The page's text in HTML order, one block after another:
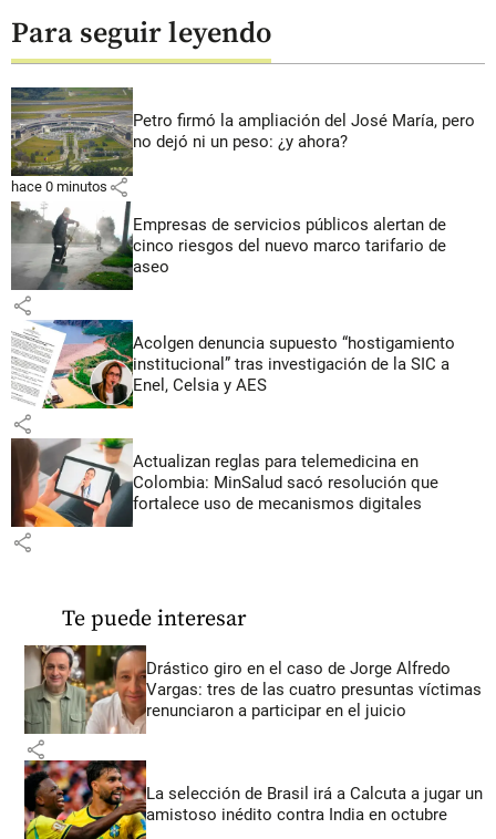
Para seguir leyendo
Petro firmó la ampliación del José María, pero
no dejó ni un peso: ¿y ahora?
hace 0 minutos share
Empresas de servicios públicos alertan de
cinco riesgos del nuevo marco tarifario de
aseo
share
Acolgen denuncia supuesto “hostigamiento
institucional” tras investigación de la SIC a
Enel, Celsia y AES
share
Actualizan reglas para telemedicina en
Colombia: MinSalud sacó resolución que
fortalece uso de mecanismos digitales
share
Te puede interesar
Drástico giro en el caso de Jorge Alfredo
Vargas: tres de las cuatro presuntas víctimas
renunciaron a participar en el juicio
share
La selección de Brasil irá a Calcuta a jugar un
amistoso inédito contra India en octubre